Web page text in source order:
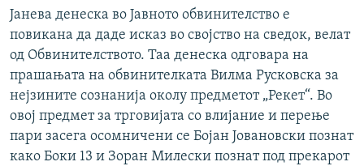
Јанева денеска во Јавното обвинителство е
повикана да даде исказ во својство на сведок, велат
од Обвинителството. Таа денеска одговара на
прашањата на обвинителката Вилма Русковска за
нејзините сознанија околу предметот „Рекет“. Во
овој предмет за трговијата со влијание и перење
пари засега осомничени се Бојан Јовановски познат
како Боки 13 и Зоран Милески познат под прекарот